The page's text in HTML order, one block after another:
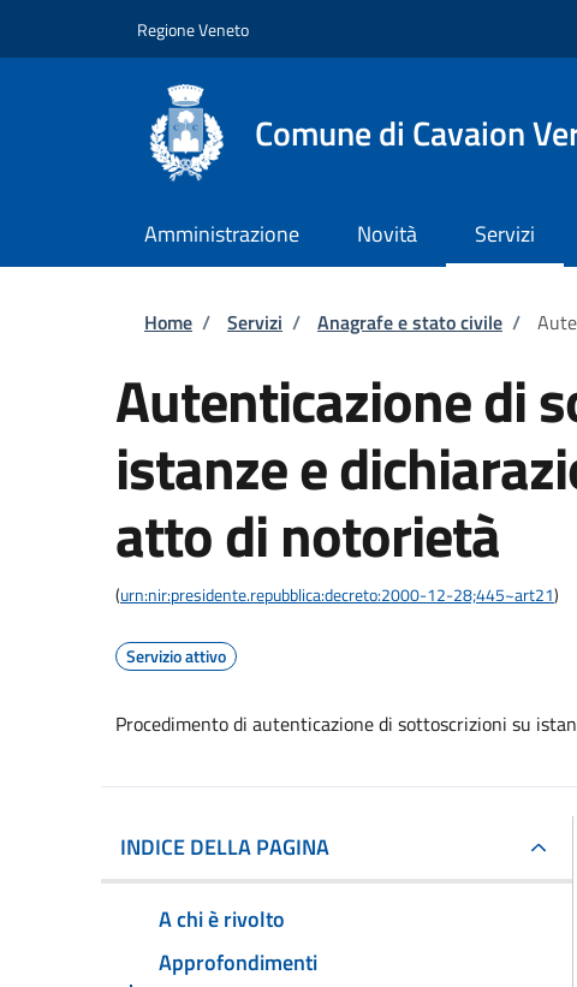
Regione Veneto
Comune di Cavaion
Amministrazione Novità Servizi
Briciole di pane
Home / Servizi / Anagrafe e stato civile /
Autenticazione di
istanze e
atto di notorietà
(urn:nir:presidente.repubblica:decreto:2000-12-28;445~art21)
Servizio attivo
Procedimento di autenticazione di sottoscrizioni su
INDICE DELLA PAGINA
A chi è rivolto
Approfondimenti